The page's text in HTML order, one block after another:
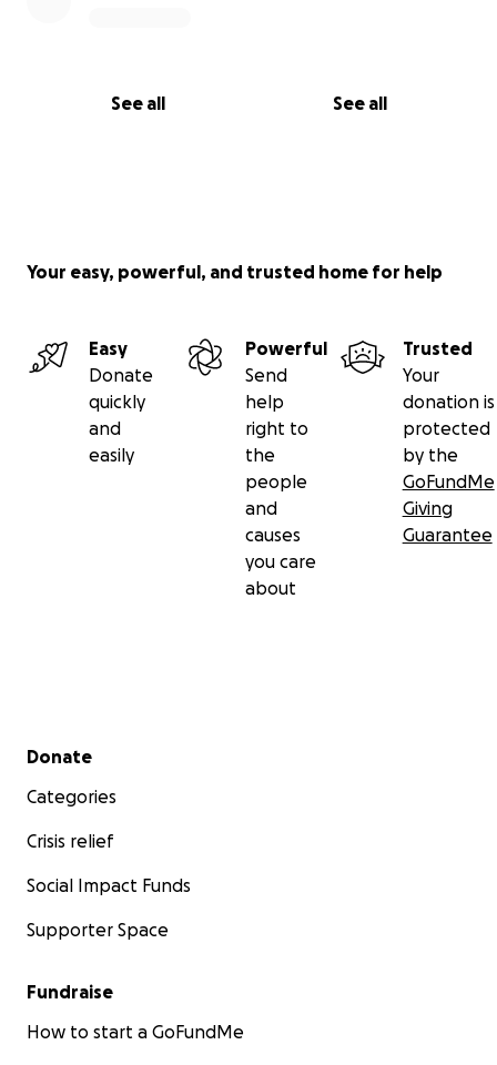
See all See all
Your easy, powerful, and trusted home for help
Easy
Donate
quickly
and
easily
Powerful
Send
help
right to
the
people
and
causes
you care
about
Trusted
Your
donation is
protected
by the
GoFundMe
Giving
Guarantee
Secondary menu
Donate
Categories
Crisis relief
Social Impact Funds
Supporter Space
Fundraise
How to start a GoFundMe